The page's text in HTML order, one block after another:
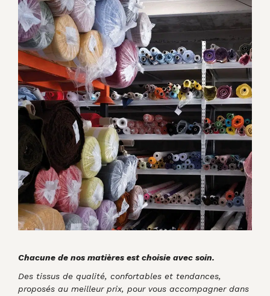
Chacune de nos matières est choisie avec soin.
Des tissus de qualité, confortables et tendances,
proposés au meilleur prix, pour vous accompagner dans